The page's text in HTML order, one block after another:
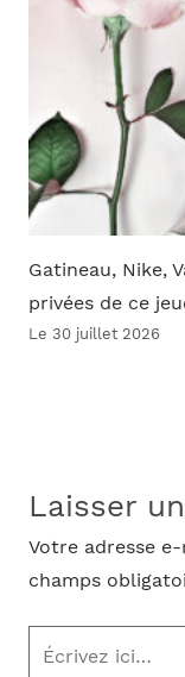
Gatineau, Nike,
privées de ce
Le 30 juillet 2026
Laisser
Votre adresse
champs
Écrivez